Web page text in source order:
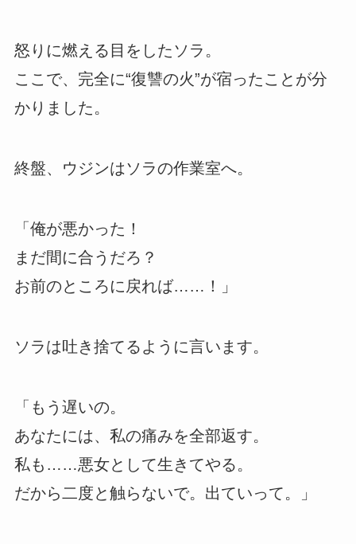
怒りに燃える目をしたソラ。
ここで、完全に“復讐の火”が宿ったことが分
かりました。
終盤、ウジンはソラの作業室へ。
「俺が悪かった！
まだ間に合うだろ？
お前のところに戻れば……！」
ソラは吐き捨てるように言います。
「もう遅いの。
あなたには、私の痛みを全部返す。
私も……悪女として生きてやる。
だから二度と触らないで。出ていって。」